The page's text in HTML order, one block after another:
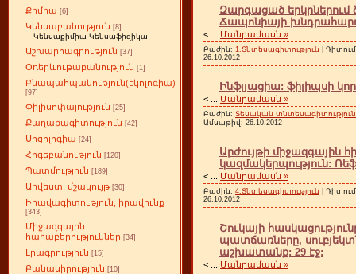
Քիմիա [6]
Կենսաբանություն [8]
Կենսաքիմիա Կենսաֆիզիկա
Աշխարհագրություն [37]
Օդերևութաբանություն [1]
Բնապահպանություն(էկոլոգիա)
[97]
Փիլիսոփայություն [25]
Քաղաքագիտություն [42]
Սոցոլոգիա [24]
Հոգեբանություն [120]
Պատմություն [189]
Արվեստ, մշակույթ [30]
Իրավագիտություն, իրավունք
[343]
Միջազգային
հարաբերություններ [34]
Լրագրություն [15]
Բանասիրություն [10]
Զարգացած երկրներում
Ճապոնիայի
< Մանրամասն »
Բաժին: 1.Տնտեսագիտություն |
26.10.2012
Ինֆլյացիա: ֆիլիպսի
< Մանրամասն »
Բաժին: Տեսական տնտեսագիտություն
Ամսաթիվ: 26.10.2012
Արժույթի միջազգային
կազմակերպություն:
< Մանրամասն »
Բաժին: 4.Տնտեսագիտություն |
26.10.2012
Շուկայի
պատճառները,
աշխատանք: 29 էջ:
< Մանրամասն »